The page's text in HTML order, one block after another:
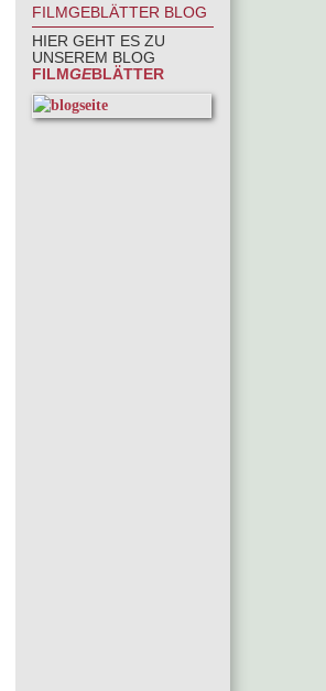
FILMGEBLÄTTER BLOG
HIER GEHT ES ZU
UNSEREM BLOG
FILMGEBLÄTTER